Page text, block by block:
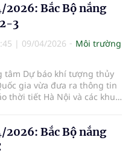
Bắc Bộ nắng
3
| 09/04/2026
Môi trường
tâm Dự báo khí tượng thủy
gia vừa đưa ra thông tin
thời tiết Hà Nội và các khu
Bắc Bộ nắng